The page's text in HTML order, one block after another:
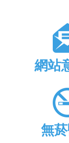
網站
無